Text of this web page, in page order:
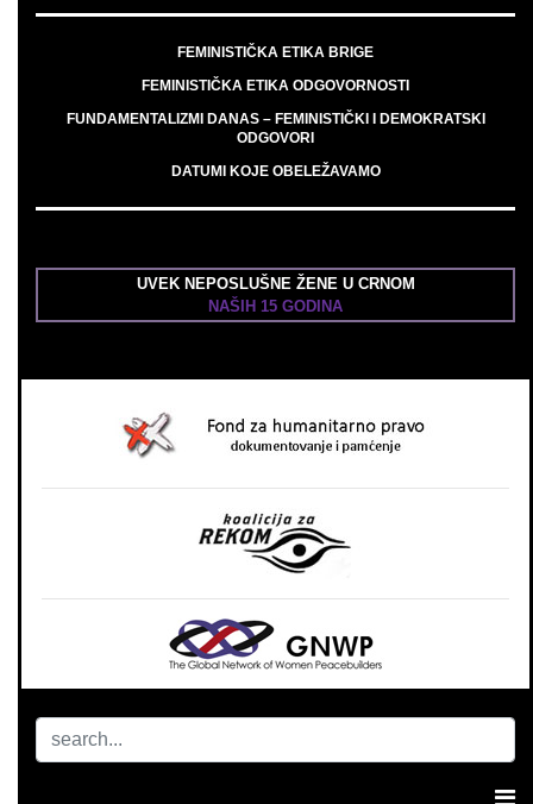
FEMINISTIČKA ETIKA BRIGE
FEMINISTIČKA ETIKA ODGOVORNOSTI
FUNDAMENTALIZMI DANAS – FEMINISTIČKI I DEMOKRATSKI
ODGOVORI
DATUMI KOJE OBELEŽAVAMO
UVEK NEPOSLUŠNE ŽENE U CRNOM
NAŠIH 15 GODINA